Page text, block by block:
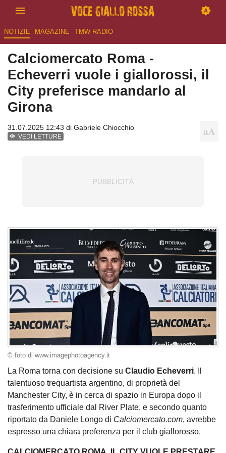
NOTIZIE MAGAZINE TMW RADIO
Calciomercato Roma -
Echeverri vuole i giallorossi, il
City preferisce mandarlo al
Girona
31.07.2025 12:43 di Gabriele Chiocchio
VEDI LETTURE
© foto di www.imagephotoagency.it
La Roma torna con decisione su Claudio Echeverri. Il
talentuoso trequartista argentino, di proprietà del
Manchester City, è in cerca di spazio in Europa dopo il
trasferimento ufficiale dal River Plate, e secondo quanto
riportato da Daniele Longo di Calciomercato.com, avrebbe
espresso una chiara preferenza per il club giallorosso.